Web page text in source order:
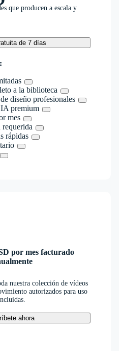
que producen a escala y
de 7 días
a la biblioteca
diseño profesionales
premium
mes
rápidas
por mes facturado
nuestra colección de vídeos
autorizados para uso
ahora